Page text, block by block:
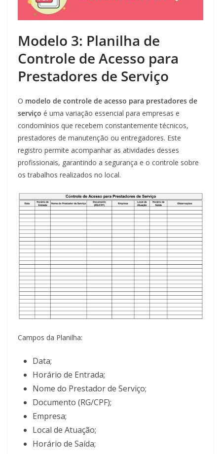
Modelo 3: Planilha de
Controle de Acesso para
Prestadores de Serviço
O modelo de controle de acesso para prestadores de
serviço é uma variação essencial para empresas e
condomínios que recebem constantemente técnicos,
prestadores de manutenção ou entregadores. Este
registro permite acompanhar as atividades desses
profissionais, garantindo a segurança e o controle sobre
os trabalhos realizados no local.
Campos da Planilha:
Data;
Horário de Entrada;
Nome do Prestador de Serviço;
Documento (RG/CPF);
Empresa;
Local de Atuação;
Horário de Saída;